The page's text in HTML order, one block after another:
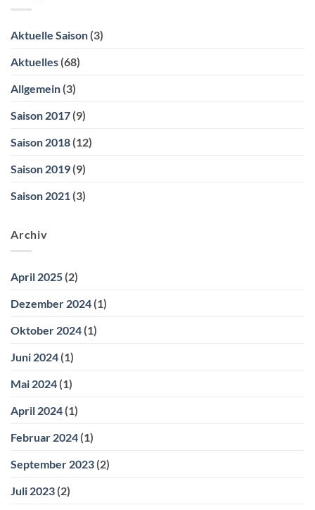
Aktuelle Saison (3)
Aktuelles (68)
Allgemein (3)
Saison 2017 (9)
Saison 2018 (12)
Saison 2019 (9)
Saison 2021 (3)
Archiv
April 2025 (2)
Dezember 2024 (1)
Oktober 2024 (1)
Juni 2024 (1)
Mai 2024 (1)
April 2024 (1)
Februar 2024 (1)
September 2023 (2)
Juli 2023 (2)